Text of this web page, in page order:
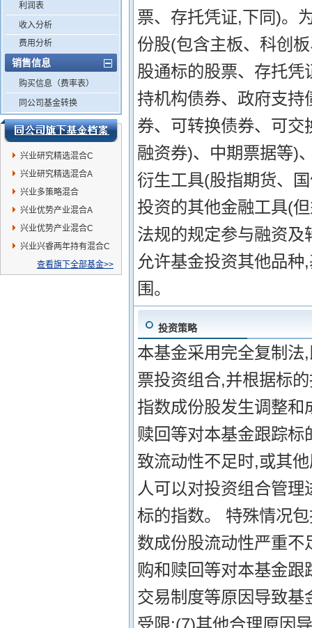
利润表
收入分析
费用分析
销售信息
购买信息（费率表）
同公司基金转换
兴业研究精选混合C
兴业研究精选混合A
兴业多策略混合
兴业优势产业混合A
兴业优势产业混合C
兴业兴睿两年持有混合C
查看旗下全部基金>>
票、存托凭证,下同)。
份股(包含主板、科创
股通标的股票、存托
持机构债券、政府支持
券、可转换债券、可
融资券)、中期票据等)
衍生工具(股指期货、
投资的其他金融工具(
法规的规定参与融资
允许基金投资其他品
围。
投资策略
本基金采用完全复制
票投资组合,并根据标
指数成份股发生调整
赎回等对本基金跟踪
致流动性不足时,或其
人可以对投资组合管
标的指数。 特殊情况
数成份股流动性严重
购和赎回等对本基金
交易制度等原因导致
受限;(7)其他合理原因